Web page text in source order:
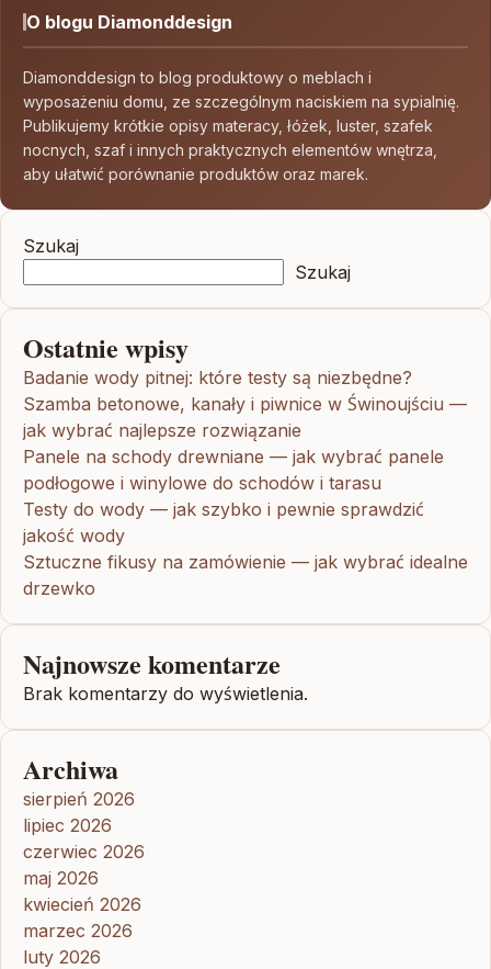
O blogu Diamonddesign
Diamonddesign to blog produktowy o meblach i
wyposażeniu domu, ze szczególnym naciskiem na sypialnię.
Publikujemy krótkie opisy materacy, łóżek, luster, szafek
nocnych, szaf i innych praktycznych elementów wnętrza,
aby ułatwić porównanie produktów oraz marek.
Szukaj
Szukaj
Ostatnie wpisy
Badanie wody pitnej: które testy są niezbędne?
Szamba betonowe, kanały i piwnice w Świnoujściu —
jak wybrać najlepsze rozwiązanie
Panele na schody drewniane — jak wybrać panele
podłogowe i winylowe do schodów i tarasu
Testy do wody — jak szybko i pewnie sprawdzić
jakość wody
Sztuczne fikusy na zamówienie — jak wybrać idealne
drzewko
Najnowsze komentarze
Brak komentarzy do wyświetlenia.
Archiwa
sierpień 2026
lipiec 2026
czerwiec 2026
maj 2026
kwiecień 2026
marzec 2026
luty 2026